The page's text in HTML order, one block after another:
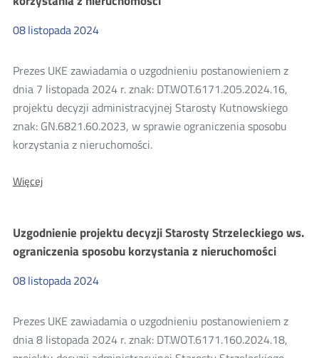
08listopada2024
Prezes UKE zawiadamia o uzgodnieniu postanowieniem z
dnia 7 listopada 2024 r. znak: DT.WOT.6171.205.2024.16,
projektu decyzji administracyjnej Starosty Kutnowskiego
znak: GN.6821.60.2023, w sprawie ograniczenia sposobu
korzystania z nieruchomości.
WięcejO:
Starosty
Kutnowskiego
znak:
ws.
korzystania
z
nieruchomości
Uzgodnienie projektu decyzji Starosty Strzeleckiego ws.
ograniczenia sposobu korzystania z nieruchomości
08listopada2024
Prezes UKE zawiadamia o uzgodnieniu postanowieniem z
dnia 8 listopada 2024 r. znak: DT.WOT.6171.160.2024.18,